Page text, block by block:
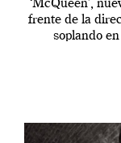
‘McQueen’,
frente de la
soplando